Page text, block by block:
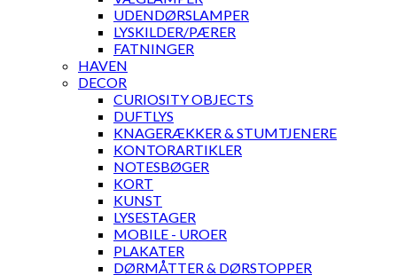
UDENDØRSLAMPER
LYSKILDER/PÆRER
FATNINGER
HAVEN
DECOR
CURIOSITY OBJECTS
DUFTLYS
KNAGERÆKKER & STUMTJENERE
KONTORARTIKLER
NOTESBØGER
KORT
KUNST
LYSESTAGER
MOBILE - UROER
PLAKATER
DØRMÅTTER & DØRSTOPPER